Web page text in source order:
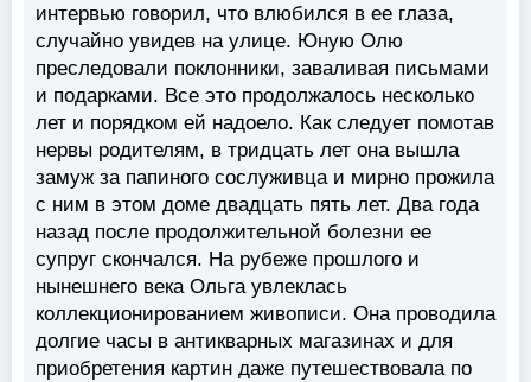
интервью говорил, что влюбился в ее глаза,
случайно увидев на улице. Юную Олю
преследовали поклонники, заваливая письмами
и подарками. Все это продолжалось несколько
лет и порядком ей надоело. Как следует помотав
нервы родителям, в тридцать лет она вышла
замуж за папиного сослуживца и мирно прожила
с ним в этом доме двадцать пять лет. Два года
назад после продолжительной болезни ее
супруг скончался. На рубеже прошлого и
нынешнего века Ольга увлеклась
коллекционированием живописи. Она проводила
долгие часы в антикварных магазинах и для
приобретения картин даже путешествовала по